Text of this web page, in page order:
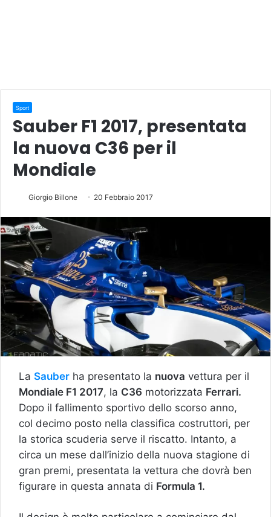
Sport
Sauber F1 2017, presentata
la nuova C36 per il
Mondiale
Giorgio Billone 20 Febbraio 2017
La Sauber ha presentato la nuova vettura per il
Mondiale F1 2017, la C36 motorizzata Ferrari.
Dopo il fallimento sportivo dello scorso anno,
col decimo posto nella classifica costruttori, per
la storica scuderia serve il riscatto. Intanto, a
circa un mese dall’inizio della nuova stagione di
gran premi, presentata la vettura che dovrà ben
figurare in questa annata di Formula 1.